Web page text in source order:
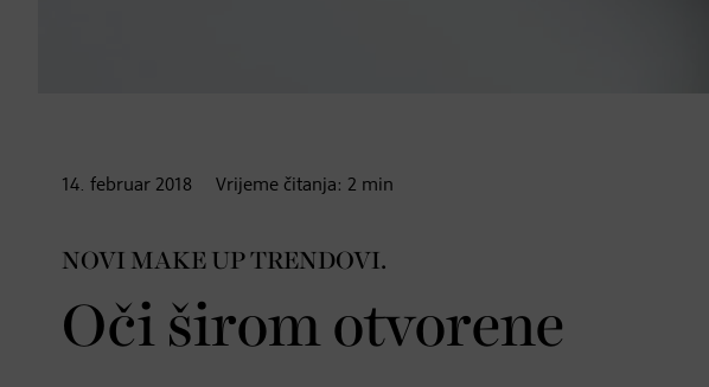
14. februar 2018 Vrijeme čitanja: 2 min
NOVI MAKE UP TRENDOVI.
Oči širom otvorene